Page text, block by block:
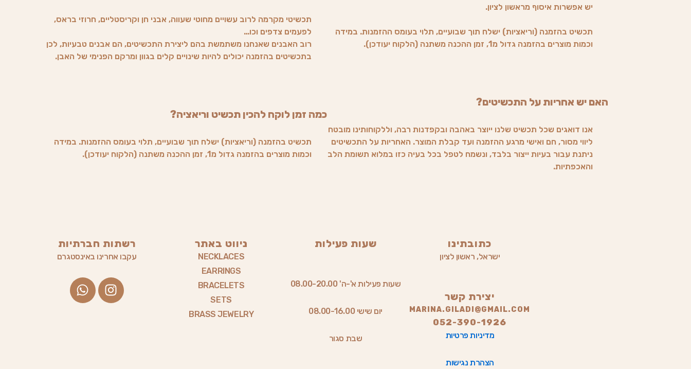
יש אפשרות איסוף מראשון לציון.
תכשיט בהזמנה (וריאציות) ישלח תוך שבועיים, תלוי בעומס ההזמנות. במידה
וכמות מוצרים בהזמנה גדול מ1, זמן ההכנה משתנה (הלקוח יעודכן).
האם יש אחריות על התכשיטים?
אנו דואגים שכל תכשיט שלנו ייוצר באהבה ובקפדנות רבה, וללקוחותינו מובטח
ליווי מסור, חם ואישי מרגע ההזמנה ועד קבלת המוצר. האחריות על התכשיטים
ניתנת עבור בעיות ייצור בלבד, ונשמח לטפל בכל בעיה כזו במלוא תשומת הלב
והאכפתיות.
תכשיטי מקרמה לרוב עשויים מחוטי שעווה, אבני חן וקריסטליים, חרוזי בראס,
לפעמים צדפים וכו…
רוב האבנים שאנחנו משתמשת בהם ליצירת התכשיטים, הם אבנים טבעיות, לכן
בתכשיטים בהזמנה יכולים להיות שינויים קלים בגוון ומרקם הפנימי של האבן.
כמה זמן לוקח להכין תכשיט וריאציה?
תכשיט בהזמנה (וריאציות) ישלח תוך שבועיים, תלוי בעומס ההזמנות. במידה
וכמות מוצרים בהזמנה גדול מ1, זמן ההכנה משתנה (הלקוח יעודכן).
כתובתינו
ישראל, ראשון לציון
יצירת קשר
MARINA.GILADI@GMAIL.COM
052-390-1926
מדיניות פרטיות
הצהרת נגישות
שעות פעילות
שעות פעילות א'-ה' 08.00-20.00
יום שישי 08.00-16.00
שבת סגור
ניווט באתר
NECKLACES
EARRINGS
BRACELETS
SETS
BRASS JEWELRY
רשתות חברתיות
עקבו אחרינו באינסטגרם
I
n
W
h